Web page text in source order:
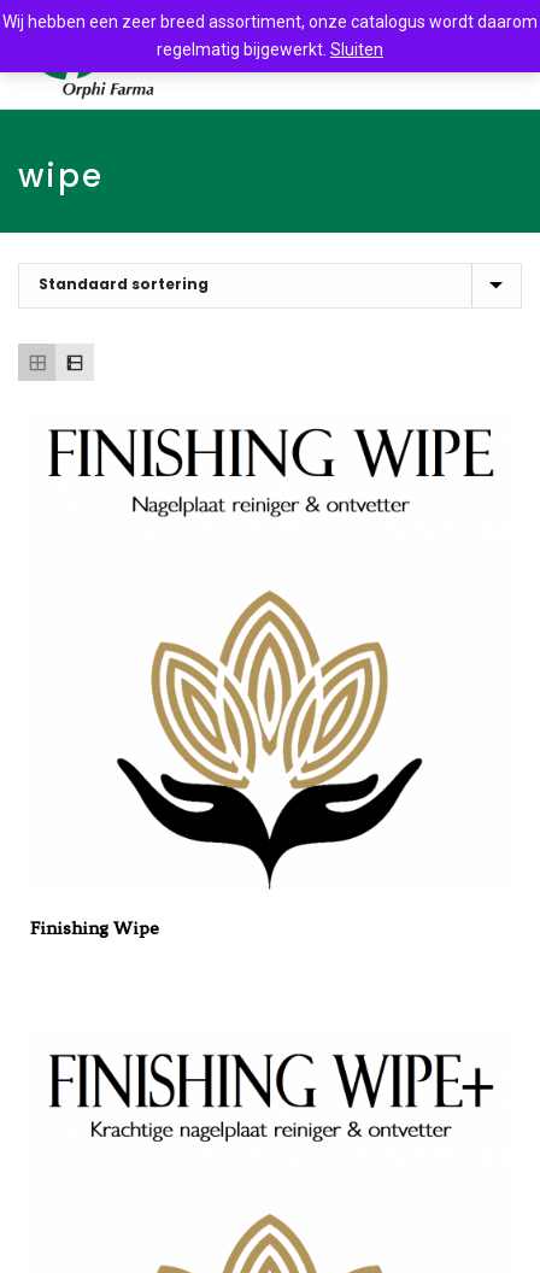
wipe
Finishing Wipe
Wij hebben een zeer breed assortiment, onze catalogus wordt daarom
regelmatig bijgewerkt. Sluiten